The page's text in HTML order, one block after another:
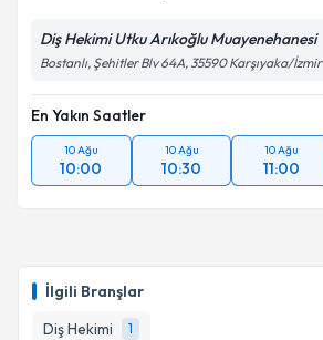
İlgili Branşlar
Diş Hekimi
1
Diş Hekimi Utku Arıkoğlu Muayenehanesi
Bostanlı, Şehitler Blv 64A, 35590 Karşıyaka/İzmir
En Yakın Saatler
10 Ağu
10:00
10 Ağu
10:30
10 Ağu
11:00